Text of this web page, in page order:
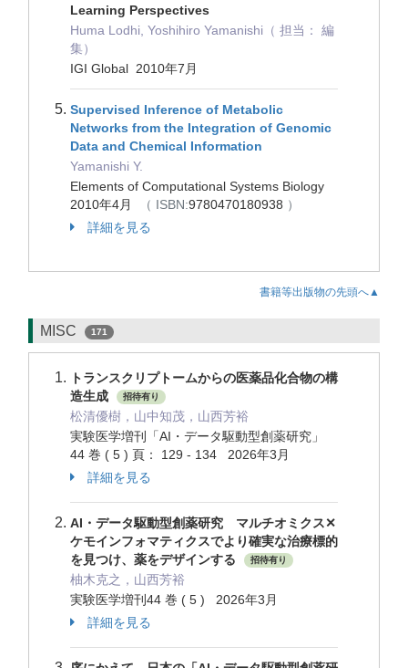
Learning Perspectives
Huma Lodhi, Yoshihiro Yamanishi（ 担当： 編
集）
IGI Global 2010年7月
Supervised Inference of Metabolic
Networks from the Integration of Genomic
Data and Chemical Information
Yamanishi Y.
Elements of Computational Systems Biology
2010年4月
（ ISBN:9780470180938 ）
詳細を見る
書籍等出版物の先頭へ▲
MISC 171
トランスクリプトームからの医薬品化合物の構
造生成
招待有り
松清優樹，山中知茂，山西芳裕
実験医学増刊「AI・データ駆動型創薬研究」
44 巻 ( 5 ) 頁： 129 - 134 2026年3月
詳細を見る
AI・データ駆動型創薬研究 マルチオミクス✕
ケモインフォマティクスでより確実な治療標的
を見つけ、薬をデザインする
招待有り
柚木克之，山西芳裕
実験医学増刊44 巻 ( 5 ) 2026年3月
詳細を見る